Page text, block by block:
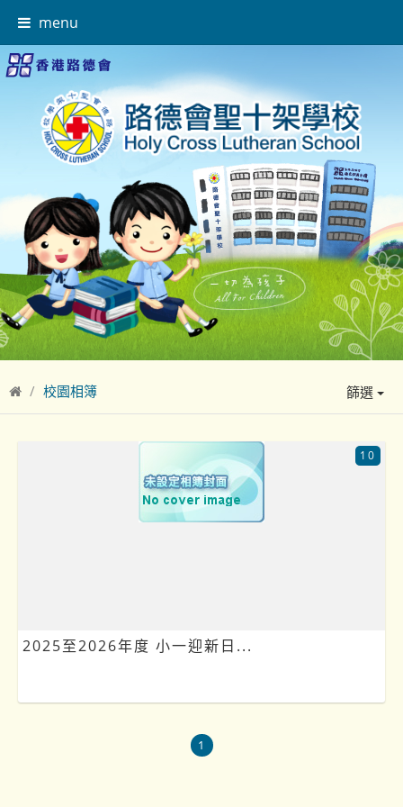
menu
校園相簿 篩選
2025至2026年度 小一迎新日...
10
1